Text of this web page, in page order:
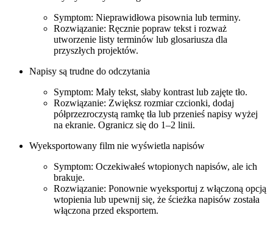
Symptom: Nieprawidłowa pisownia lub terminy.
Rozwiązanie: Ręcznie popraw tekst i rozważ
utworzenie listy terminów lub glosariusza dla
przyszłych projektów.
Napisy są trudne do odczytania
Symptom: Mały tekst, słaby kontrast lub zajęte tło.
Rozwiązanie: Zwiększ rozmiar czcionki, dodaj
półprzezroczystą ramkę tła lub przenieś napisy wyżej
na ekranie. Ogranicz się do 1–2 linii.
Wyeksportowany film nie wyświetla napisów
Symptom: Oczekiwałeś wtopionych napisów, ale ich
brakuje.
Rozwiązanie: Ponownie wyeksportuj z włączoną opcją
wtopienia lub upewnij się, że ścieżka napisów została
włączona przed eksportem.